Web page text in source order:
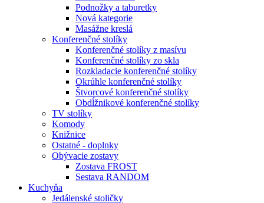
Podnožky a taburetky
Nová kategorie
Masážne kreslá
Konferenčné stolíky
Konferenčné stolíky z masívu
Konferenčné stolíky zo skla
Rozkladacie konferenčné stolíky
Okrúhle konferenčné stolíky
Štvorcové konferenčné stolíky
Obdĺžnikové konferenčné stolíky
TV stolíky
Komody
Knižnice
Ostatné - doplnky
Obývacie zostavy
Zostava FROST
Sestava RANDOM
Kuchyňa
Jedálenské stoličky